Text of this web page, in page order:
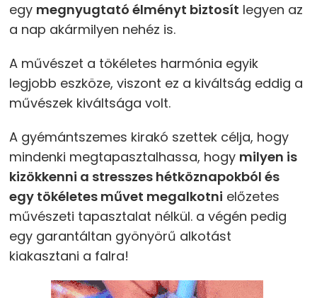
egy megnyugtató élményt biztosít legyen az
a nap akármilyen nehéz is.
A művészet a tökéletes harmónia egyik
legjobb eszköze, viszont ez a kiváltság eddig a
művészek kiváltsága volt.
A gyémántszemes kirakó szettek célja, hogy
mindenki megtapasztalhassa, hogy milyen is
kizökkenni a stresszes hétköznapokból és
egy tökéletes művet megalkotni előzetes
művészeti tapasztalat nélkül. a végén pedig
egy garantáltan gyönyörű alkotást
kiakasztani a falra!